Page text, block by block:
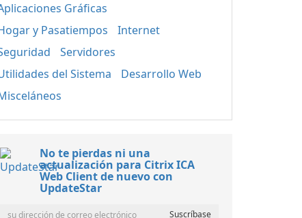
Gráficas
y Pasatiempos
Internet
Servidores
del Sistema
Desarrollo Web
No te pierdas ni una
actualización para Citrix ICA
Web Client de nuevo con
UpdateStar